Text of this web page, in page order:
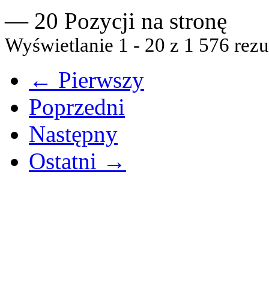
— 20 Pozycji na stronę
Wyświetlanie 1 - 20 z 1 576
← Pierwszy
Poprzedni
Następny
Ostatni →